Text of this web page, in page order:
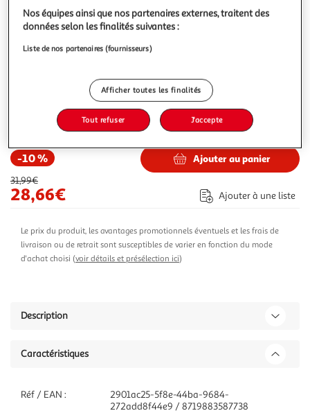
Plus d'options
Vendu par Multishop
Livraison dès 1/2 semaines
Livraison offerte
Plus d'options
Vendu parASD
-10 %
31,99€
28,66€
Ajouter au panier
Ajouter à une liste
Le prix du produit, les avantages promotionnels éventuels et les frais de
livraison ou de retrait sont susceptibles de varier en fonction du mode
d'achat choisi (voir détails et présélection ici)
Description
Caractéristiques
Réf / EAN :
2901ac25-5f8e-44ba-9684-
272add8f44e9 / 8719883587738
Nos équipes ainsi que nos partenaires externes, traitent des
données selon les finalités suivantes :
Liste de nos partenaires (fournisseurs)
Afficher toutes les finalités
Tout refuser J'accepte